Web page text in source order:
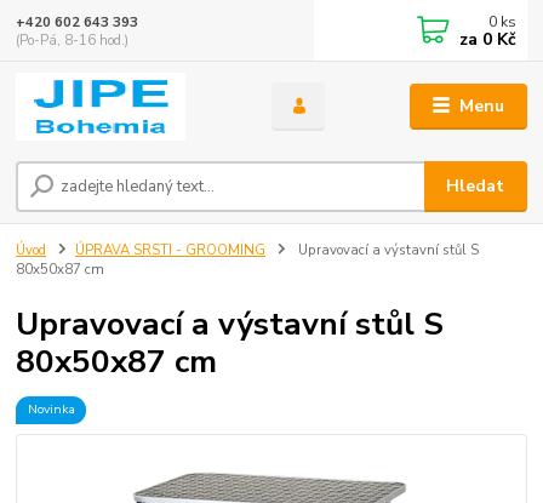
Menu
Hledat
+420 602 643 393
(Po-Pá, 8-16 hod.)
0 ks
za 0 Kč
Úvod ÚPRAVA SRSTI - GROOMING
Upravovací a výstavní stůl S
80x50x87 cm
Upravovací a výstavní stůl S
80x50x87 cm
Novinka